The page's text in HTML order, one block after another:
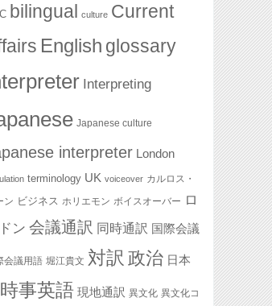
bilingual culture Current
English glossary
Interpreting
Japanese culture
interpreter London
terminology UK voiceover カルロス・
ン ビジネス ホリエモン ボイスオーバー ロ
ン 会議通訳 同時通訳 国際会議
会議用語 堀江貴文 対訳 政治 日本
時事英語 現地通訳 異文化 異文化コ